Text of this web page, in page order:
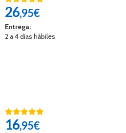
26,95€
Entrega:
2 a 4 días hábiles
16,95€